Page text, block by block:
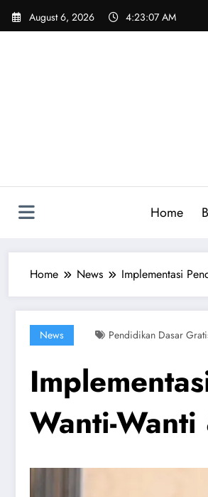
Skip
August 6, 2026 4:23:08 AM
Home
Home News Implementasi
News Pendidikan Dasar
Wanti-